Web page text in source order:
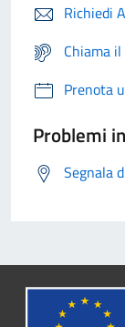
Richiedi
Chiama
Prenota
Problemi
Segnala